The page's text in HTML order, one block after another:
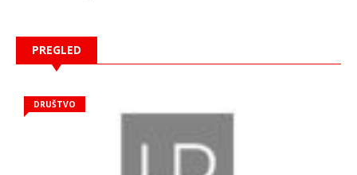
PREGLED
DRUŠTVO